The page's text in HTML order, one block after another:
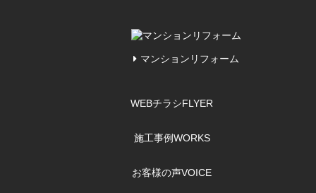
マンションリフォーム
WEBチラシFLYER
施工事例WORKS
お客様の声VOICE